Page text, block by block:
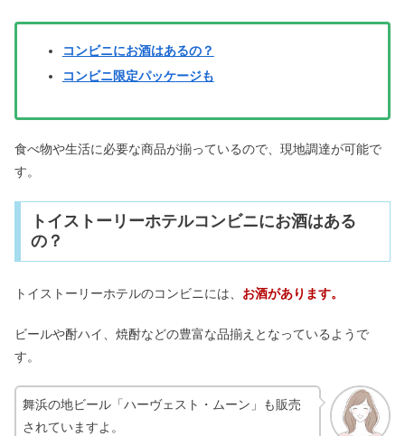
コンビニにお酒はあるの？
コンビニ限定パッケージも
食べ物や生活に必要な商品が揃っているので、現地調達が可能で
す。
トイストーリーホテルコンビニにお酒はある
の？
トイストーリーホテルのコンビニには、 お酒があります。
ビールや酎ハイ、焼酎などの豊富な品揃えとなっているようで
す。
舞浜の地ビール「ハーヴェスト・ムーン」も販売
されていますよ。